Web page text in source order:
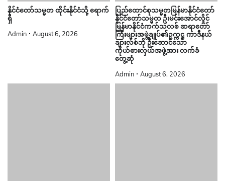
နိုင်ငံတော်သမ္မတ ထိုင်းနိုင်ငံသို့ ရောက်
ရှိ
Admin August 6, 2026
ပြည်ထောင်စုသမ္မတမြန်မာနိုင်ငံတော်
နိုင်ငံတော်သမ္မတ ဦးမင်းအောင်လှိုင်
မြန်မာနိုင်ငံကက်သလစ် ဆရာတော်
ကြီးများအဖွဲ့ချုပ်၏ဥက္ကဋ္ဌ ကာဒီနယ်
ချားလ်စ်ဘို ဦးဆောင်သော
ကိုယ်စားလှယ်အဖွဲ့အား လက်ခံ
တွေ့ဆုံ
Admin August 6, 2026